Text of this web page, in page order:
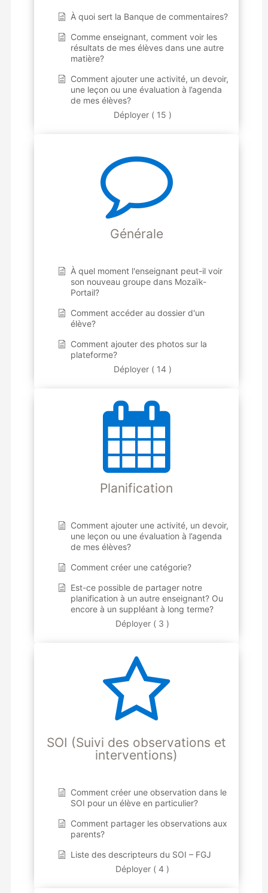
À quoi sert la Banque de commentaires?
Comme enseignant, comment voir les
résultats de mes élèves dans une autre
matière?
Comment ajouter une activité, un devoir,
une leçon ou une évaluation à l’agenda
de mes élèves?
Déployer ( 15 )
Générale
À quel moment l'enseignant peut-il voir
son nouveau groupe dans Mozaïk-
Portail?
Comment accéder au dossier d'un
élève?
Comment ajouter des photos sur la
plateforme?
Déployer ( 14 )
Planification
Comment ajouter une activité, un devoir,
une leçon ou une évaluation à l’agenda
de mes élèves?
Comment créer une catégorie?
Est-ce possible de partager notre
planification à un autre enseignant? Ou
encore à un suppléant à long terme?
Déployer ( 3 )
SOI (Suivi des observations et
interventions)
Comment créer une observation dans le
SOI pour un élève en particulier?
Comment partager les observations aux
parents?
Liste des descripteurs du SOI – FGJ
Déployer ( 4 )